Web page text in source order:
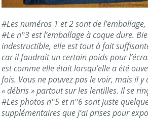
#Les numéros 1 et 2 sont de
#Le n°3 est l’emballage à coque dure.
indestructible, elle est tout à fait
car il faudrait un certain poids pour
est comme elle était lorsqu’elle a été
fois. Vous ne pouvez pas le voir, mais il y
« débris » partout sur les lentilles. Il se
#Les photos n°5 et n°6 sont juste
supplémentaires que j’ai prises pour